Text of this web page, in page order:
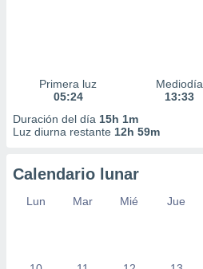
Primera luz
05:24
Mediodía
13:33
Duración del día 15h 1m
Luz diurna restante 12h 59m
Calendario lunar
Lun Mar Mié Jue